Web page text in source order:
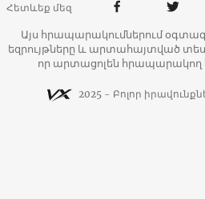
Հետևեք մեզ
Այս հրապարակումներում
եզրույթները և արտահայտված
որ արտացոլեն հրապարակող
2025 - Բոլոր